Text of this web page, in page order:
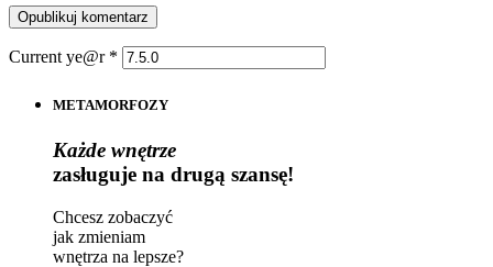
Current ye@r *
METAMORFOZY
Każde wnętrze
zasługuje na drugą szansę!
Chcesz zobaczyć
jak zmieniam
wnętrza na lepsze?